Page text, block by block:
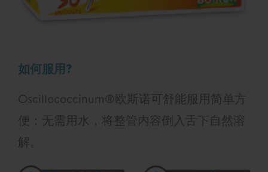
如何服用?
Oscillococcinum®欧斯诺可舒能服用简单方
便：无需用水，将整管内容倒入舌下自然溶
解。